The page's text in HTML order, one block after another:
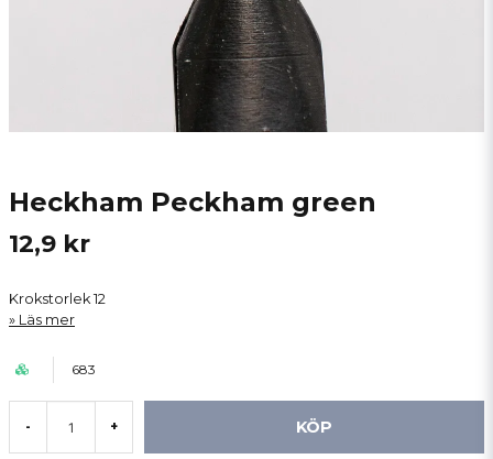
Heckham Peckham green
12,9 kr
Krokstorlek 12
Läs mer
683
- + KÖP